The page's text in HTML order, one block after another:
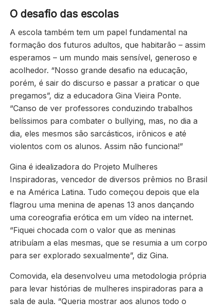
O desafio das escolas
A escola também tem um papel fundamental na
formação dos futuros adultos, que habitarão – assim
esperamos – um mundo mais sensível, generoso e
acolhedor. “Nosso grande desafio na educação,
porém, é sair do discurso e passar a praticar o que
pregamos”, diz a educadora Gina Vieira Ponte.
“Canso de ver professores conduzindo trabalhos
belíssimos para combater o bullying, mas, no dia a
dia, eles mesmos são sarcásticos, irônicos e até
violentos com os alunos. Assim não funciona!”
Gina é idealizadora do Projeto Mulheres
Inspiradoras, vencedor de diversos prêmios no Brasil
e na América Latina. Tudo começou depois que ela
flagrou uma menina de apenas 13 anos dançando
uma coreografia erótica em um vídeo na internet.
“Fiquei chocada com o valor que as meninas
atribuíam a elas mesmas, que se resumia a um corpo
para ser explorado sexualmente”, diz Gina.
Comovida, ela desenvolveu uma metodologia própria
para levar histórias de mulheres inspiradoras para a
sala de aula. “Queria mostrar aos alunos todo o